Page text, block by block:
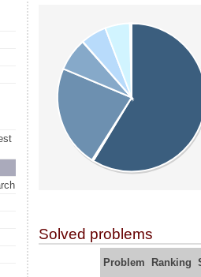
Solved problems
Problem Ranking